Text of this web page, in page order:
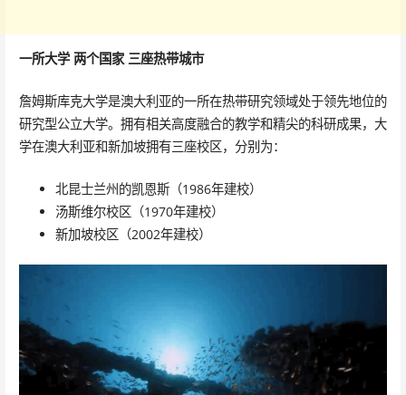
一所大学 两个国家 三座热带城市
詹姆斯库克大学是澳大利亚的一所在热带研究领域处于领先地位的
研究型公立大学。拥有相关高度融合的教学和精尖的科研成果，大
学在澳大利亚和新加坡拥有三座校区，分别为：
北昆士兰州的凯恩斯（1986年建校）
汤斯维尔校区（1970年建校）
新加坡校区（2002年建校）